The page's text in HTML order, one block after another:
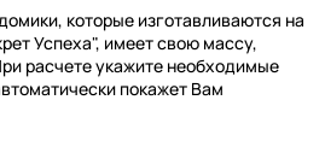
которые изготавливаются на
Успеха", имеет свою массу,
расчете укажите необходимые
покажет Вам